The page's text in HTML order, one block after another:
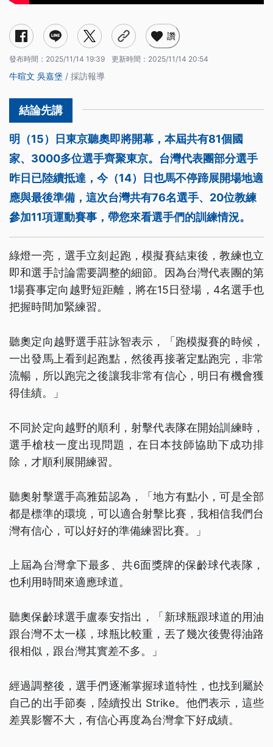
讚
發布時間： 2025/11/14 19:39 更新時間： 2025/11/14 20:54
牛暄文 吳嘉堡 / 採訪報導
明（15）日東京聽奧即將開幕，本屆共有81個國
家、3000多位選手齊聚東京。台灣代表團部分選手
昨日已陸續抵達，今（14）日也馬不停蹄展開場地適
應與最後準備，這次台灣共有76名選手、20位教練
參加11項運動賽事，帶您來看選手們的訓練情況。
綠燈一亮，選手立刻起跑，模擬賽結束後，教練也立
即和選手討論需要調整的細節。因為台灣代表團的第
1場賽事定向越野短距離，將在15日登場，4名選手也
把握時間加緊練習。
聽奧定向越野選手莊詠智表示，「跑模擬賽的時候，
一出發馬上看到起跑點，然後再接著定點跑完，非常
流暢，所以跑完之後讓我非常有信心，明日有機會獲
得佳績。」
不同於定向越野的順利，射擊代表隊在開始訓練時，
選手槍枝一度出現問題，在日本技師協助下成功排
除，才順利展開練習。
聽奧射擊選手高雅茹認為，「地方有點小，可是全部
都是標準的環境，可以適合射擊比賽，我相信我們台
灣有信心，可以好好的準備練習比賽。」
上屆為台灣拿下最多、共6面獎牌的保齡球代表隊，
也利用時間來適應球道。
聽奧保齡球選手盧泰安指出，「新球瓶跟球道的用油
跟台灣不太一樣，球瓶比較重，丟了幾次後覺得油路
很相似，跟台灣其實差不多。」
經過調整後，選手們逐漸掌握球道特性，也找到屬於
自己的出手節奏，陸續投出 Strike。他們表示，這些
差異影響不大，有信心再度為台灣拿下好成績。